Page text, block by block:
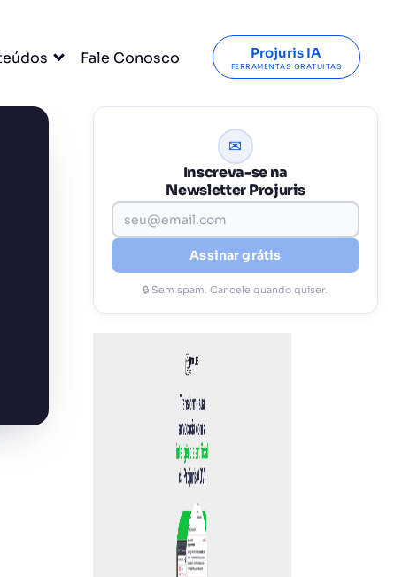
Fale Conosco Projuris IA
FERRAMENTAS GRATUITAS
✉
Inscreva-se na
Newsletter Projuris
Assinar grátis
🔒 Sem spam. Cancele quando quiser.